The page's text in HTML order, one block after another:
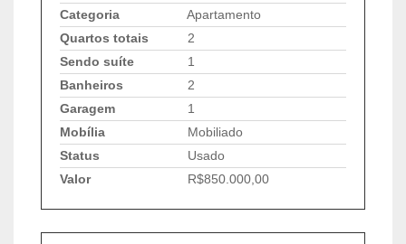
Categoria
Apartamento
Quartos totais
2
Sendo suíte
1
Banheiros
2
Garagem
1
Mobília
Mobiliado
Status
Usado
Valor
R$850.000,00